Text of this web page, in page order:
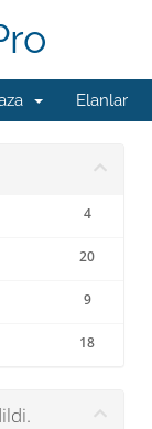
Elanlar
4
20
9
18